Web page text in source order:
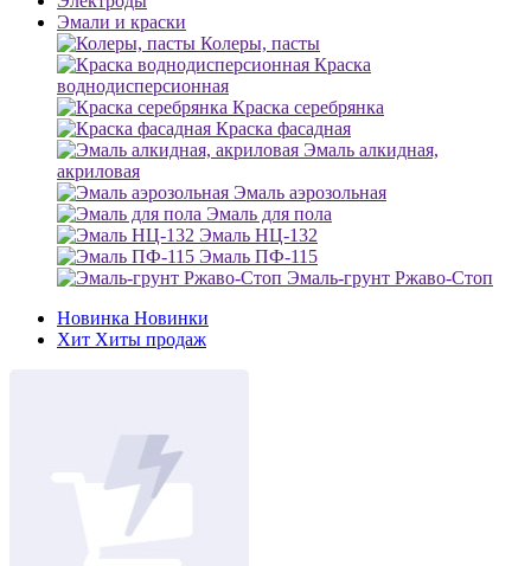
Эмали и краски
Колеры, пасты
Краска
воднодисперсионная
Краска серебрянка
Краска фасадная
Эмаль алкидная,
акриловая
Эмаль аэрозольная
Эмаль для пола
Эмаль НЦ-132
Эмаль ПФ-115
Эмаль-грунт Ржаво-Стоп
Новинка Новинки
Хит Хиты продаж